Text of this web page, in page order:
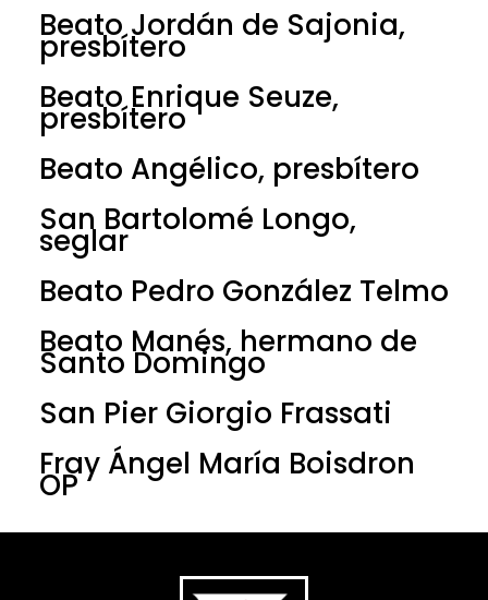
Beato Jordán de Sajonia,
presbítero
Beato Enrique Seuze,
presbítero
Beato Angélico, presbítero
San Bartolomé Longo,
seglar
Beato Pedro González Telmo
Beato Manés, hermano de
Santo Domingo
San Pier Giorgio Frassati
Fray Ángel María Boisdron
OP